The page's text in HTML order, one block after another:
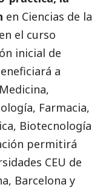
en Ciencias de la
el curso
inicial de
a
Farmacia,
Biotecnología
permitirá
CEU de
Barcelona y